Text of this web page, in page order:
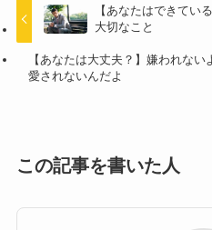
【あなたはできてい
大切なこと
【あなたは大丈夫？】嫌われない
愛されないんだよ
この記事を書いた人